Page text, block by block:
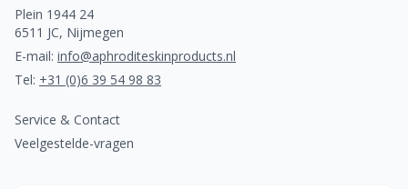
Plein 1944 24
6511 JC, Nijmegen
E-mail: info@aphroditeskinproducts.nl
Tel: +31 (0)6 39 54 98 83
Service & Contact
Veelgestelde-vragen